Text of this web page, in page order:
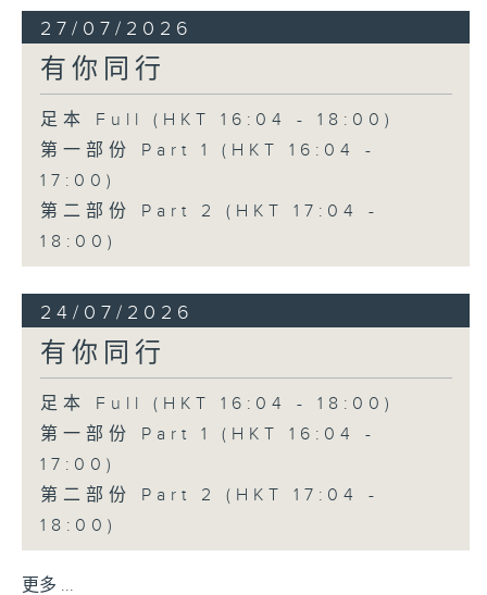
27/07/2026
有你同行
足本 Full (HKT 16:04 - 18:00)
第一部份 Part 1 (HKT 16:04 -
17:00)
第二部份 Part 2 (HKT 17:04 -
18:00)
24/07/2026
有你同行
足本 Full (HKT 16:04 - 18:00)
第一部份 Part 1 (HKT 16:04 -
17:00)
第二部份 Part 2 (HKT 17:04 -
18:00)
更多 ...